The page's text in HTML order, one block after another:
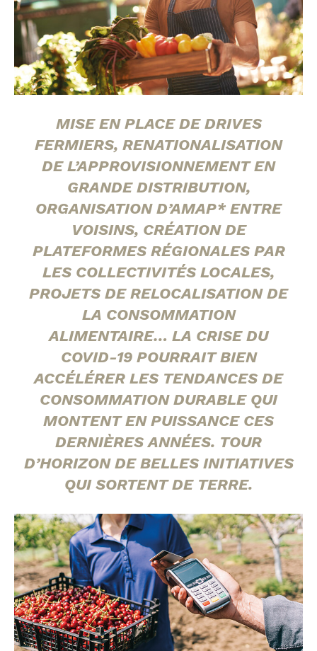
MISE EN PLACE DE DRIVES
FERMIERS, RENATIONALISATION
DE L’APPROVISIONNEMENT EN
GRANDE DISTRIBUTION,
ORGANISATION D’AMAP* ENTRE
VOISINS, CRÉATION DE
PLATEFORMES RÉGIONALES PAR
LES COLLECTIVITÉS LOCALES,
PROJETS DE RELOCALISATION DE
LA CONSOMMATION
ALIMENTAIRE… LA CRISE DU
COVID-19 POURRAIT BIEN
ACCÉLÉRER LES TENDANCES DE
CONSOMMATION DURABLE QUI
MONTENT EN PUISSANCE CES
DERNIÈRES ANNÉES. TOUR
D’HORIZON DE BELLES INITIATIVES
QUI SORTENT DE TERRE.